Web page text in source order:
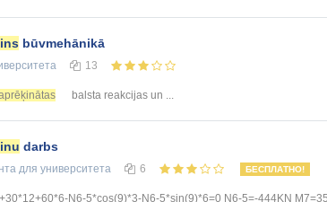
būvmehānikā
13
balsta reakcijas un ...
darbs
для университета 6 БЕСПЛАТНО!
N6-5*cos(9)*3-N6-5*sin(9)*6=0 N6-5=-444KN